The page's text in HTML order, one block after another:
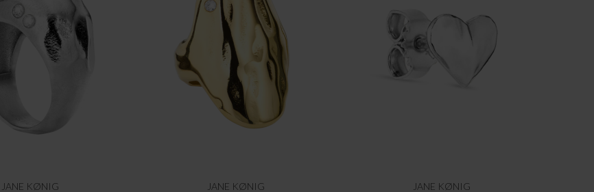
JANE KØNIG
JANE KØNIG
JANE KØNIG